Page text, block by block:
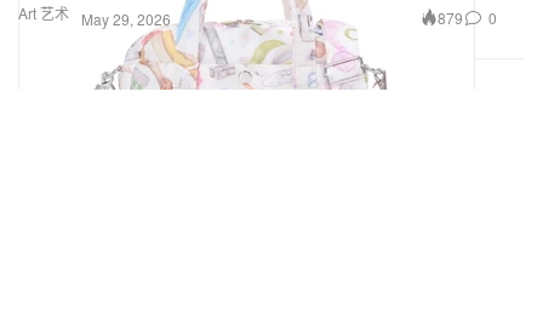
Art 艺术 May 29, 2026 879 0